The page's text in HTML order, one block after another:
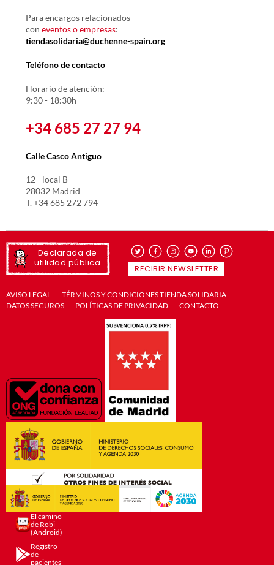
Para encargos relacionados
con eventos o empresas:
tiendasolidaria@duchenne-spain.org
Teléfono de contacto
Horario de atención:
9:30 - 18:30h
+34 685 27 27 94
Calle Casco Antiguo
12 - local B
28032 Madrid
T. +34 685 272 794
Declarada de
utilidad pública
RECIBIR NEWSLETTER
AVISO LEGAL
TÉRMINOS Y CONDICIONES TIENDA SOLIDARIA
DATOS SEGUROS
POLÍTICAS DE PRIVACIDAD CONTACTO
El camino
de Robi
(Android)
Registro
de
pacientes